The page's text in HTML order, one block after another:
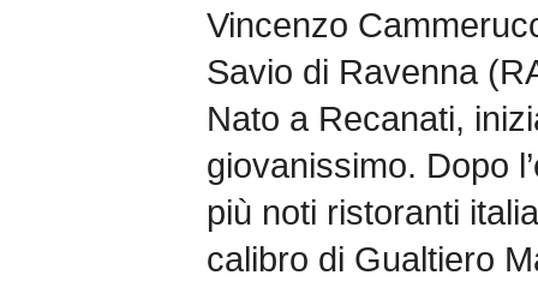
Vincenzo
Savio di Ravenna
Nato a Recanati,
giovanissimo. Dopo
più noti ristoranti
calibro di Gualtiero